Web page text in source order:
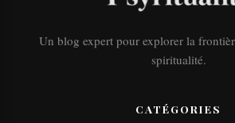
Un blog expert pour explorer la
spiritualité.
CATÉGORIES